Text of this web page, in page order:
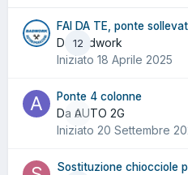
12
FAI DA TE, ponte
Da badwork
Iniziato 18 Aprile 2025
0
Ponte 4 colonne
Da AUTO 2G
Iniziato 20 Settembre
Sostituzione chiocciole